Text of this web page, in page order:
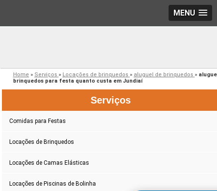
MENU
Home » Serviços » Locações de brinquedos » aluguel de brinquedos »
brinquedos para festa quanto custa em Jundiaí
Serviços
Comidas para Festas
Locações de Brinquedos
Locações de Camas Elásticas
Locações de Piscinas de Bolinha